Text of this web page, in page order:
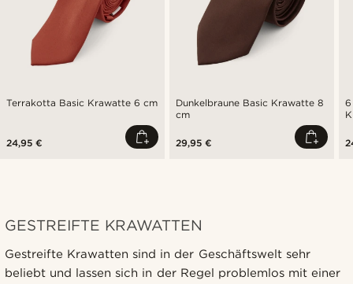
Terrakotta Basic Krawatte 6 cm
24,95 €
Dunkelbraune Basic Krawatte 8
cm
29,95 €
6
GESTREIFTE KRAWATTEN
Gestreifte Krawatten sind in der Geschäftswelt sehr
beliebt und lassen sich in der Regel problemlos mit einer